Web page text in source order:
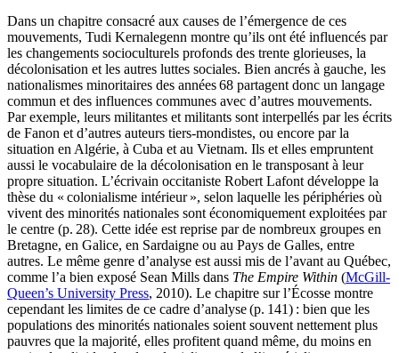
Dans un chapitre consacré aux causes de l’émergence de ces
mouvements, Tudi Kernalegenn montre qu’ils ont été influencés par
les changements socioculturels profonds des trente glorieuses, la
décolonisation et les autres luttes sociales. Bien ancrés à gauche, les
nationalismes minoritaires des années 68 partagent donc un langage
commun et des influences communes avec d’autres mouvements.
Par exemple, leurs militantes et militants sont interpellés par les écrits
de Fanon et d’autres auteurs tiers-mondistes, ou encore par la
situation en Algérie, à Cuba et au Vietnam. Ils et elles empruntent
aussi le vocabulaire de la décolonisation en le transposant à leur
propre situation. L’écrivain occitaniste Robert Lafont développe la
thèse du « colonialisme intérieur », selon laquelle les périphéries où
vivent des minorités nationales sont économiquement exploitées par
le centre (p. 28). Cette idée est reprise par de nombreux groupes en
Bretagne, en Galice, en Sardaigne ou au Pays de Galles, entre
autres. Le même genre d’analyse est aussi mis de l’avant au Québec,
comme l’a bien exposé Sean Mills dans The Empire Within (McGill-
Queen’s University Press, 2010). Le chapitre sur l’Écosse montre
cependant les limites de ce cadre d’analyse (p. 141) : bien que les
populations des minorités nationales soient souvent nettement plus
pauvres que la majorité, elles profitent quand même, du moins en